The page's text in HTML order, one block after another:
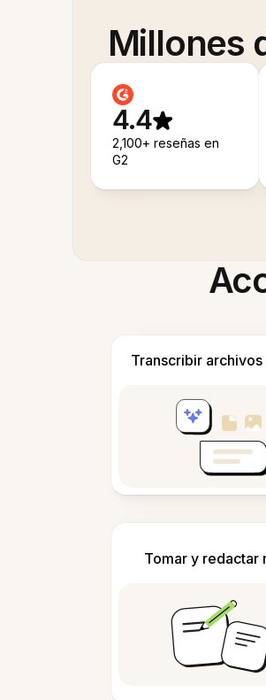
Millones
4.4
2,100+ reseñas en
G2
Transcribir archivos
Tomar y redactar